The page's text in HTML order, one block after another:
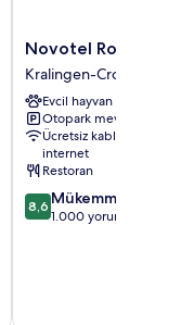
Novotel
Rotterdam
Brainpark
Kralingen-
Crooswijk
Novotel Rotterdam
Kralingen-Crooswijk
Evcil hayvan dostu
Otopark mevcut
Ücretsiz kablosuz
internet
Restoran
10
üzerinden
8,6 Mükemmel
1.000 yorum